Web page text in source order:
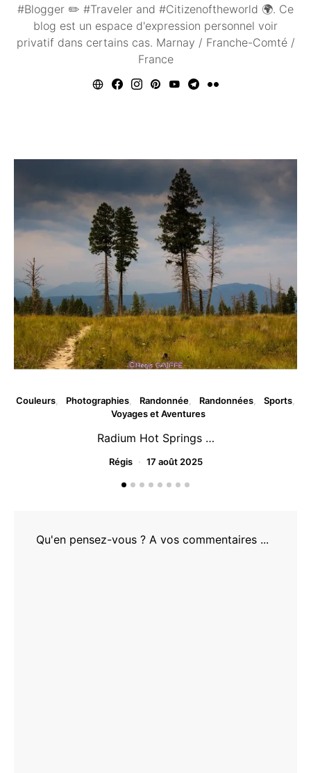
#Blogger ✏️ #Traveler and #Citizenoftheworld 🌍. Ce
blog est un espace d'expression personnel voir
privatif dans certains cas. Marnay / Franche-Comté /
France
Couleurs Photographies Randonnée Randonnées
Sports
Voyages et Aventures
Radium Hot Springs …
Régis 17 août 2025
Qu'en pensez-vous ? A vos commentaires ...